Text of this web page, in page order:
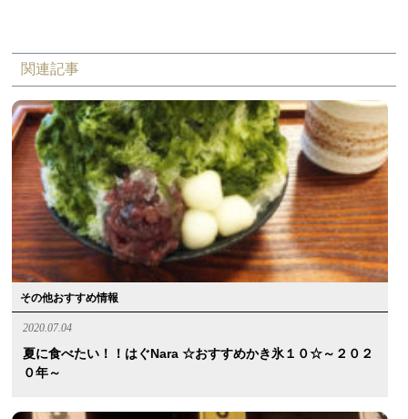
関連記事
その他おすすめ情報
2020.07.04
夏に食べたい！！はぐnara ☆おすすめかき氷１０☆～２０２
０年～